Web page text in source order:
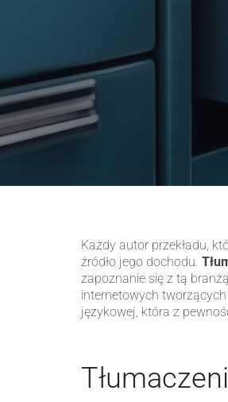
Każdy autor przekładu,
źródło jego dochodu.
zapoznanie się z tą
internetowych
językowej, która z